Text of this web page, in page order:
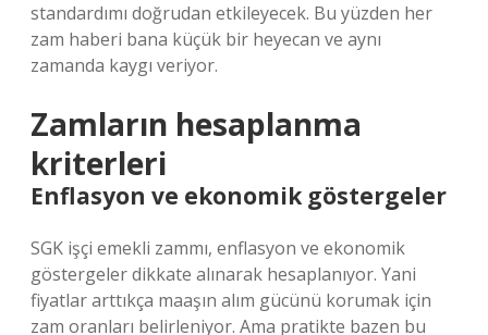
standardımı doğrudan etkileyecek. Bu yüzden her
zam haberi bana küçük bir heyecan ve aynı
zamanda kaygı veriyor.
Zamların hesaplanma
kriterleri
Enflasyon ve ekonomik göstergeler
SGK işçi emekli zammı, enflasyon ve ekonomik
göstergeler dikkate alınarak hesaplanıyor. Yani
fiyatlar arttıkça maaşın alım gücünü korumak için
zam oranları belirleniyor. Ama pratikte bazen bu